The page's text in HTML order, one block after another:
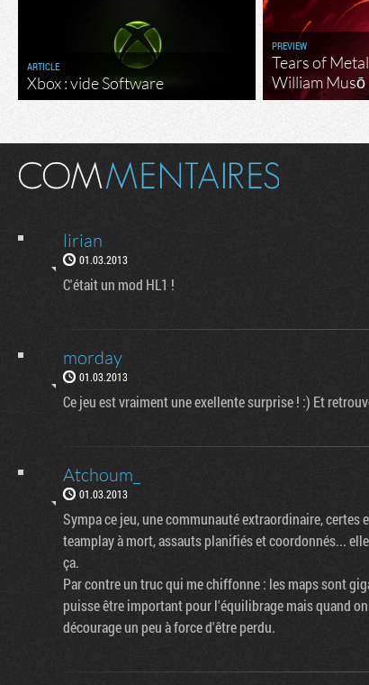
ARTICLE
Xbox : vide Software
PREVIEW
Tears of
William Musō
lirian
01.03.2013
C'était un mod HL1 !
morday
01.03.2013
Ce jeu est vraiment une exellente surprise ! :) Et
Atchoum_
01.03.2013
Sympa ce jeu, une communauté extraordinaire,
teamplay à mort, assauts planifiés et coordonnés...
ça.
Par contre un truc qui me chiffonne : les maps sont
puisse être important pour l'équilibrage mais quand
décourage un peu à force d'être perdu.